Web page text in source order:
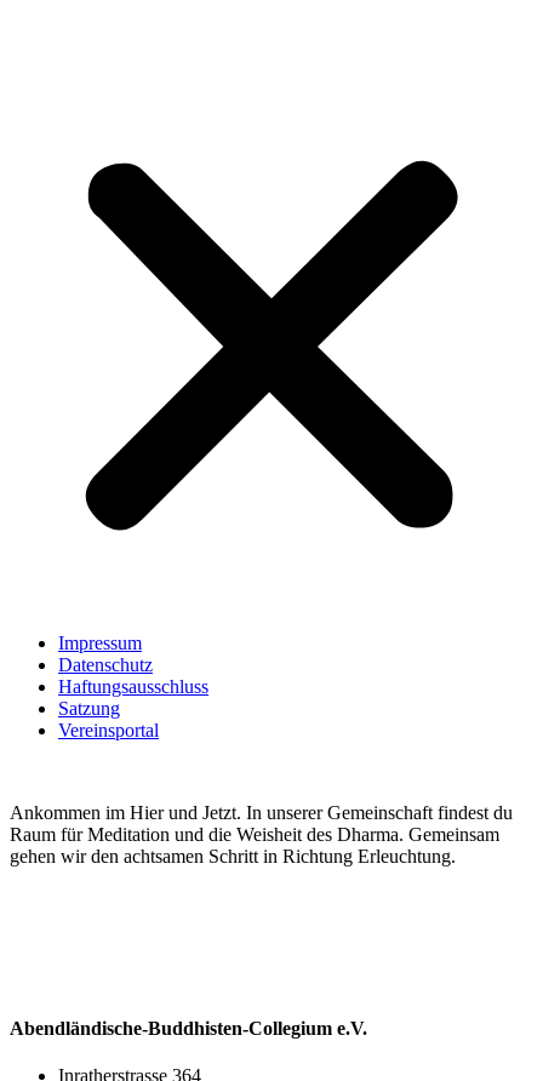
Impressum
Datenschutz
Haftungsausschluss
Satzung
Vereinsportal
Ankommen im Hier und Jetzt. In unserer Gemeinschaft findest du
Raum für Meditation und die Weisheit des Dharma. Gemeinsam
gehen wir den achtsamen Schritt in Richtung Erleuchtung.
Abendländische-Buddhisten-Collegium e.V.
Inratherstrasse 364